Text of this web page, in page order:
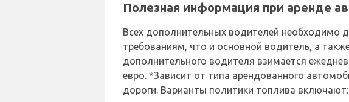
Полезная информация при аренде
Всех дополнительных водителей необходимо
требованиям, что и основной водитель, а
дополнительного водителя взимается
евро. *Зависит от типа арендованного
дороги. Варианты политики топлива